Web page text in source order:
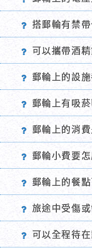
郵輪上電
帶萬用轉接頭
搭郵輪有禁
郵輪禁帶
斗，會產生
寵物，以及延
安全規定。
可以攜帶酒
每家郵輪
品，有些則
郵輪暫時保管
郵輪上的設
郵輪設施
游泳池等免費
用。
郵輪上有吸
郵輪上有
公共區域禁止
郵輪上的消
乘客使用
時選擇信用卡
郵輪小費要
每家郵輪
餐廳服務生、
郵輪上的餐
可以，告
餐點。
旅途中受傷
郵輪提供
用，若為緊急
可以全程待
可以，旅